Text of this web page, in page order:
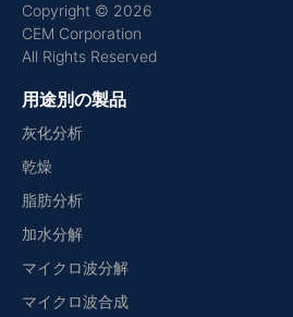
Copyright © 2026
CEM Corporation
All Rights Reserved
用途別の製品
灰化分析
乾燥
脂肪分析
加水分解
マイクロ波分解
マイクロ波合成